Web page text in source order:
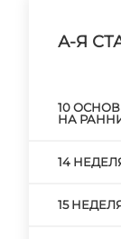
А-Я
10
НА
14
15